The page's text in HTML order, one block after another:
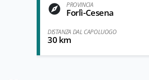
PROVINCIA
Forlì-Cesena
DISTANZA DAL CAPOLUOGO
30 km